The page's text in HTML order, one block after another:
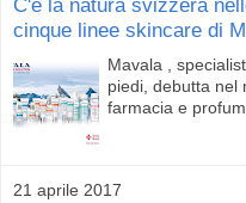
C'è la natura svizzera
cinque linee skincare di
Mavala ,
piedi, debutta nel
farmacia e
21 aprile 2017